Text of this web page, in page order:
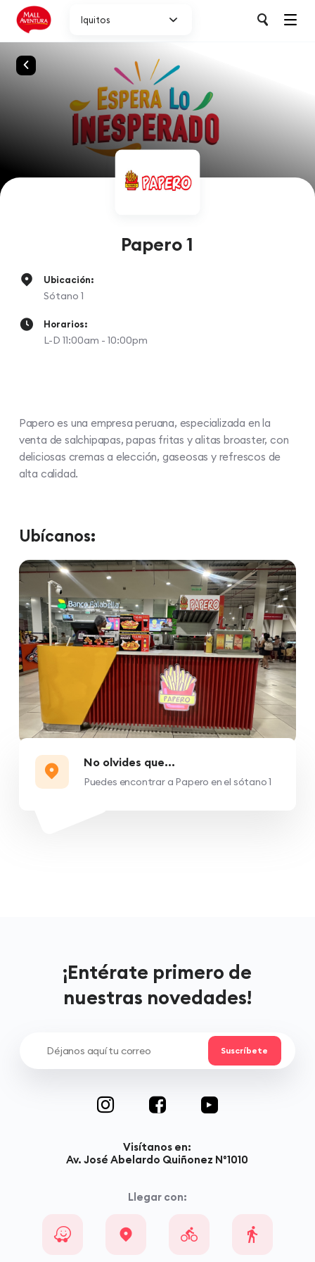
Iquitos
Papero 1
Ubicación:
Sótano 1
Horarios:
L-D 11:00am - 10:00pm
Papero es una empresa peruana, especializada en la
venta de salchipapas, papas fritas y alitas broaster, con
deliciosas cremas a elección, gaseosas y refrescos de
alta calidad.
Ubícanos:
No olvides que...
Puedes encontrar a Papero en el sótano 1
¡Entérate primero de
nuestras novedades!
Visítanos en:
Av. José Abelardo Quiñonez N°1010
Llegar con: